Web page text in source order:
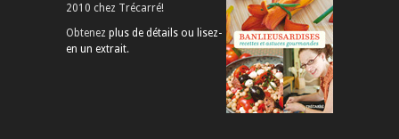
2010 chez Trécarré!
Obtenez plus de détails ou lisez-
en un extrait.